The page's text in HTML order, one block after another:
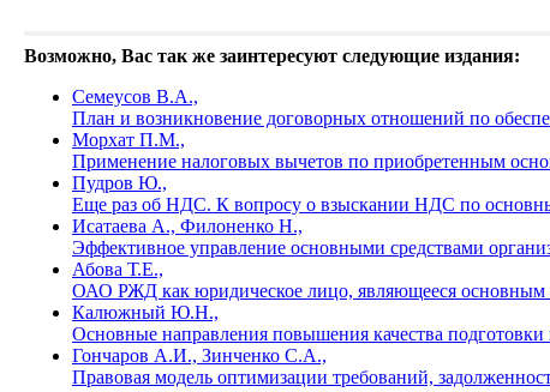
Возможно, Вас так же заинтересуют следующие издания:
Семеусов В.А.,
План и возникновение договорных отношений по
Морхат П.М.,
Применение налоговых вычетов по приобретенным
Пудров Ю.,
Еще раз об НДС. К вопросу о взыскании НДС по
Исатаева А., Филоненко Н.,
Эффективное управление основными средствами
Абова Т.Е.,
ОАО РЖД как юридическое лицо, являющееся основным
Калюжный Ю.Н.,
Основные направления повышения качества
Гончаров А.И., Зинченко С.А.,
Правовая модель оптимизации требований,